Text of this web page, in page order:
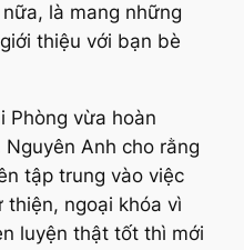
là mang những
thiệu với bạn bè
Phòng vừa hoàn
Anh cho rằng
tập trung vào việc
ngoại khóa vì
luyện thật tốt thì mới